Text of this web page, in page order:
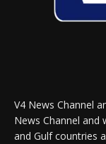
V4 News Channel
News Channel and
and Gulf countries